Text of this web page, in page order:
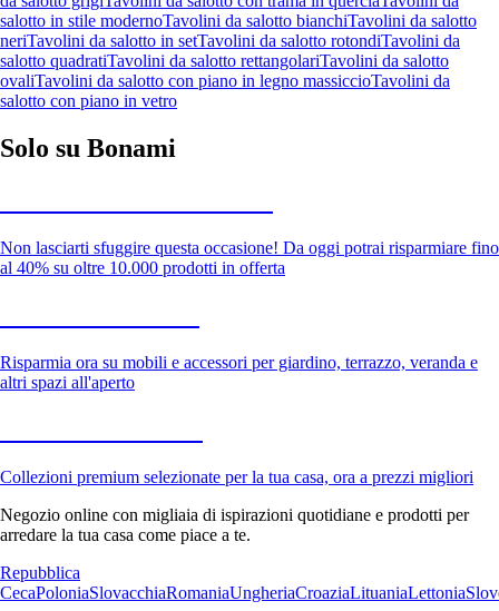
salotto in stile modernoTavolini da salotto bianchiTavolini da salotto
neriTavolini da salotto in setTavolini da salotto rotondiTavolini da
salotto quadratiTavolini da salotto rettangolariTavolini da salotto
ovaliTavolini da salotto con piano in legno massiccioTavolini da
salotto con piano in vetro
Solo su Bonami
Non lasciarti sfuggire questa occasione! Da oggi potrai risparmiare fino
al 40% su oltre 10.000 prodotti in offerta
Risparmia ora su mobili e accessori per giardino, terrazzo, veranda e
altri spazi all'aperto
Collezioni premium selezionate per la tua casa, ora a prezzi migliori
Negozio online con migliaia di ispirazioni quotidiane e prodotti per
arredare la tua casa come piace a te.
Repubblica
CecaPoloniaSlovacchiaRomaniaUngheriaCroaziaLituaniaLettonia